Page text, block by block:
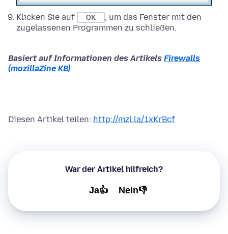
Klicken Sie auf OK
, um das Fenster mit den
zugelassenen Programmen zu schließen.
Basiert auf Informationen des Artikels Firewalls
(mozillaZine KB)
Diesen Artikel teilen: http://mzl.la/1xKrBcf
War der Artikel hilfreich?
Ja👍 Nein👎